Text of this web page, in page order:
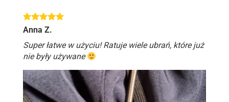
Anna Z.
Super łatwe w użyciu! Ratuje wiele ubrań, które już
nie były używane